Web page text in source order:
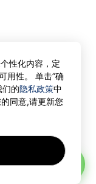
性化内容，定
用性。 单击”确
们的隐私政策中
同意,请更新您
AI